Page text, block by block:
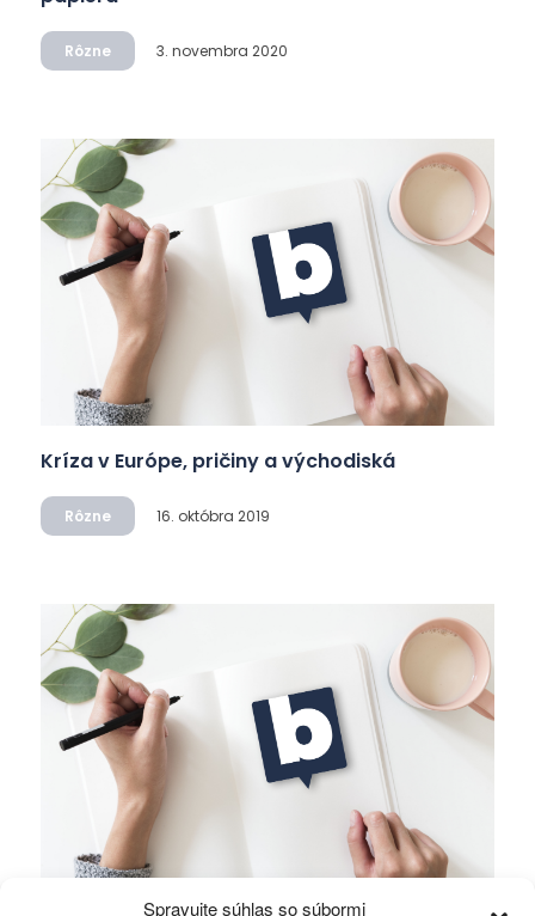
Spravujte súhlas so súbormi
Rôzne 3. novembra 2020
Kríza v Európe, pričiny a východiská
Rôzne 16. októbra 2019